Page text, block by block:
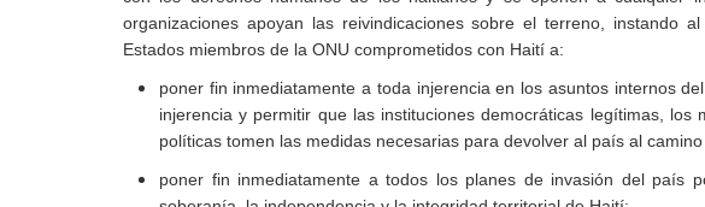
organizaciones apoyan las reivindicaciones sobre el terreno, instando
Estados miembros de la ONU comprometidos con Haití a:
poner fin inmediatamente a toda injerencia en los asuntos internos
injerencia y permitir que las instituciones democráticas legítimas, los
políticas tomen las medidas necesarias para devolver al país al
poner fin inmediatamente a todos los planes de invasión del país